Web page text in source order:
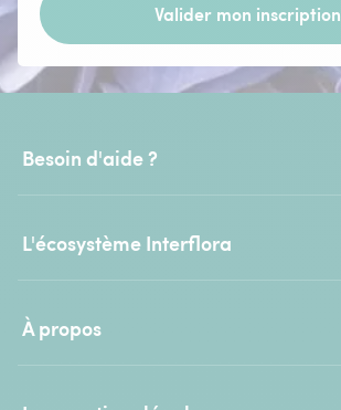
Valider mon inscription
Besoin d'aide ?
L'écosystème Interflora
À propos